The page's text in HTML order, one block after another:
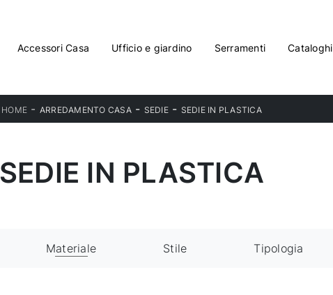
Accessori Casa Ufficio e giardino Serramenti Cataloghi
HOME - ARREDAMENTO CASA- SEDIE- SEDIE IN PLASTICA
SEDIE IN PLASTICA
Materiale Stile Tipologia